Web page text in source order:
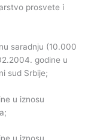
prosvete i
saradnju (10.000
godine u
sud Srbije;
u iznosu